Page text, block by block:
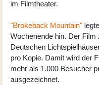
im Filmtheater.
"Brokeback Mountain"
Wochenende hin. Der
Deutschen
pro Kopie. Damit wird der
mehr als 1.000 Besucher
ausgezeichnet.